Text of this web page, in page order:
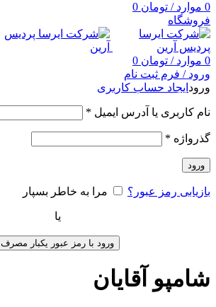
0 موارد / تومان
فروشگاه
0 موارد / تومان
ورود / فرم ثبت نام
ورود ایجاد حساب کاربری
نام کاربری یا آدرس ایمیل *
گذرواژه *
ورود
بازیابی رمز عبور؟ مرا به خاطر بسپار
یا
ورود با رمز عبور یکبار مصرف
شامپو آقایان